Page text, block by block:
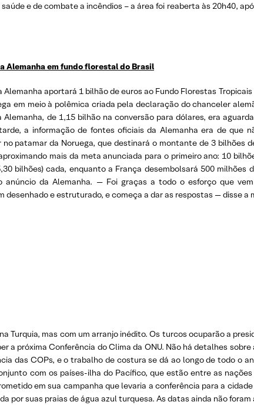
e de combate a incêndios – a área foi reaberta às 20h40,
Alemanha em fundo florestal do Brasil
aportará 1 bilhão de euros ao Fundo Florestas Tropicais
em meio à polêmica criada pela declaração do chanceler
de 1,15 bilhão na conversão para dólares, era
a informação de fontes oficiais da Alemanha era de que
patamar da Noruega, que destinará o montante de 3 bilhões
mais da meta anunciada para o primeiro ano: 10
bilhões) cada, enquanto a França desembolsará 500 milhões
da Alemanha. — Foi graças a todo o esforço que
e estruturado, e começa a dar as respostas — disse a
Turquia, mas com um arranjo inédito. Os turcos ocuparão a
próxima Conferência do Clima da ONU. Não há detalhes sobre
das COPs, e o trabalho de costura se dá ao longo de todo o
com os países-ilha do Pacífico, que estão entre as
em sua campanha que levaria a conferência para a
suas praias de água azul turquesa. As datas ainda não foram